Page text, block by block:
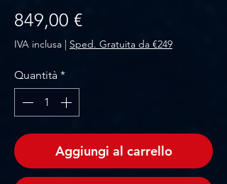
849,00 €Prezzo
IVA inclusa | Sped. Gratuita da €249
Quantità *
Aggiungi al carrello